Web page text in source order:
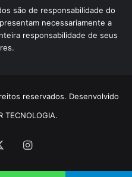
são de responsabilidade do
necessariamente a
responsabilidade de seus
reservados. Desenvolvido
TECNOLOGIA.
Instagram